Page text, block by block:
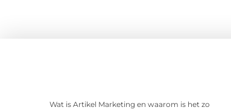
Wat is Artikel Marketing en waarom is het zo